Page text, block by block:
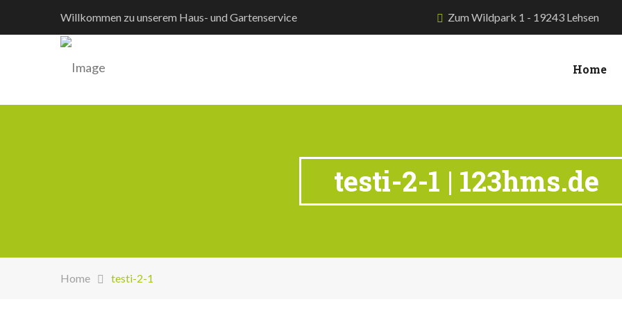
Willkommen zu unserem Haus- und Gartenservice Zum Wildpark 1 - 19243 Lehsen
Home
testi-2-1 | 123hms.de
Home testi-2-1